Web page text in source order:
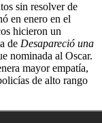
sin resolver de
en enero en el
hicieron un
de Desapareció una
nominada al Oscar.
mayor empatía,
de alto rango